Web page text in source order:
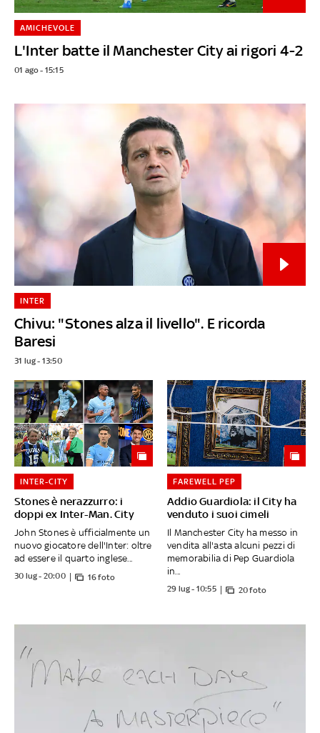
L'Inter batte il Manchester City ai rigori 4-2
AMICHEVOLE
01 ago - 15:15
Chivu: "Stones alza il livello". E ricorda
Baresi
INTER
31 lug - 13:50
Stones è nerazzurro: i
doppi ex Inter-Man. City
INTER-CITY
John Stones è ufficialmente un
nuovo giocatore dell'Inter: oltre
ad essere il quarto inglese...
30 lug - 20:00 16 foto
Addio Guardiola: il City ha
venduto i suoi cimeli
FAREWELL PEP
Il Manchester City ha messo in
vendita all'asta alcuni pezzi di
memorabilia di Pep Guardiola
in...
29 lug - 10:55 20 foto